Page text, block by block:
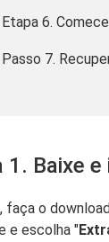
Etapa 6.
Passo 7.
1. Baixe
faça o
e escolha "